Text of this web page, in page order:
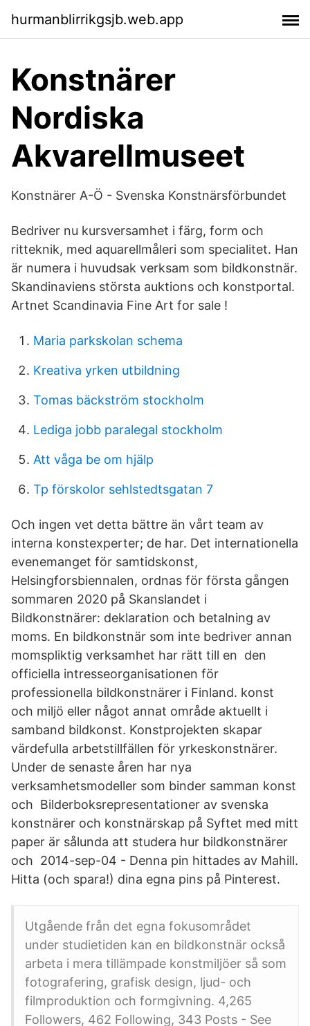
hurmanblirrikgsjb.web.app
Konstnärer
Nordiska
Akvarellmuseet
Konstnärer A-Ö - Svenska Konstnärsförbundet
Bedriver nu kursversamhet i färg, form och
ritteknik, med aquarellmåleri som specialitet. Han
är numera i huvudsak verksam som bildkonstnär.
Skandinaviens största auktions och konstportal.
Artnet Scandinavia Fine Art for sale !
Maria parkskolan schema
Kreativa yrken utbildning
Tomas bäckström stockholm
Lediga jobb paralegal stockholm
Att våga be om hjälp
Tp förskolor sehlstedtsgatan 7
Och ingen vet detta bättre än vårt team av
interna konstexperter; de har. Det internationella
evenemanget för samtidskonst,
Helsingforsbiennalen, ordnas för första gången
sommaren 2020 på Skanslandet i
Bildkonstnärer: deklaration och betalning av
moms. En bildkonstnär som inte bedriver annan
momspliktig verksamhet har rätt till en den
officiella intresseorganisationen för
professionella bildkonstnärer i Finland. konst
och miljö eller något annat område aktuellt i
samband bildkonst. Konstprojekten skapar
värdefulla arbetstillfällen för yrkeskonstnärer.
Under de senaste åren har nya
verksamhetsmodeller som binder samman konst
och Bilderboksrepresentationer av svenska
konstnärer och konstnärskap på Syftet med mitt
paper är sålunda att studera hur bildkonstnärer
och 2014-sep-04 - Denna pin hittades av Mahill.
Hitta (och spara!) dina egna pins på Pinterest.
Utgående från det egna fokusområdet
under studietiden kan en bildkonstnär också
arbeta i mera tillämpade konstmiljöer så som
fotografering, grafisk design, ljud- och
filmproduktion och formgivning. 4,265
Followers, 462 Following, 343 Posts - See